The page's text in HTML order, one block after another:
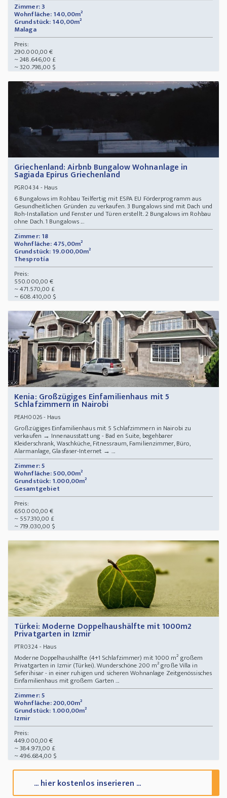
Zimmer: 3
Wohnfläche: 140,00m²
Grundstück: 140,00m²
Malaga
Preis:
290.000,00 €
~ 248.646,00 £
~ 320.798,00 $
Griechenland: Airbnb Bungalow Wohnanlage in
Sagiada Epirus Griechenland
PGR0434- Haus
6 Bungalows im Rohbau Teilfertig mit ESPA EU Förderprogramm aus
Gesundheitlichen Gründen zu verkaufen. 3 Bungalows sind mit Dach und
Roh-Installation und Fenster und Türen erstellt. 2 Bungalows im Rohbau
ohne Dach. 1 Bungalows ...
Zimmer: 18
Wohnfläche: 475,00m²
Grundstück: 19.000,00m²
Thesprotía
Preis:
550.000,00 €
~ 471.570,00 £
~ 608.410,00 $
Kenia: Großzügiges Einfamilienhaus mit 5
Schlafzimmern in Nairobi
PEAH0026- Haus
Großzügiges Einfamilienhaus mit 5 Schlafzimmern in Nairobi zu
verkaufen → Innenausstattung - Bad en Suite, begehbarer
Kleiderschrank, Waschküche, Fitnessraum, Familienzimmer, Büro,
Alarmanlage, Glasfaser-Internet → ...
Zimmer: 5
Wohnfläche: 500,00m²
Grundstück: 1.000,00m²
Gesamtgebiet
Preis:
650.000,00 €
~ 557.310,00 £
~ 719.030,00 $
Türkei: Moderne Doppelhaushälfte mit 1000m2
Privatgarten in Izmir
PTR0324- Haus
Moderne Doppelhaushälfte (4+1 Schlafzimmer) mit 1000 m² großem
Privatgarten in Izmir (Türkei). Wunderschöne 200 m² große Villa in
Seferihisar - in einer ruhigen und sicheren Wohnanlage Zeitgenössisches
Einfamilienhaus mit großem Garten ...
Zimmer: 5
Wohnfläche: 200,00m²
Grundstück: 1.000,00m²
Izmir
Preis:
449.000,00 €
~ 384.973,00 £
~ 496.684,00 $
... hier kostenlos inserieren ...